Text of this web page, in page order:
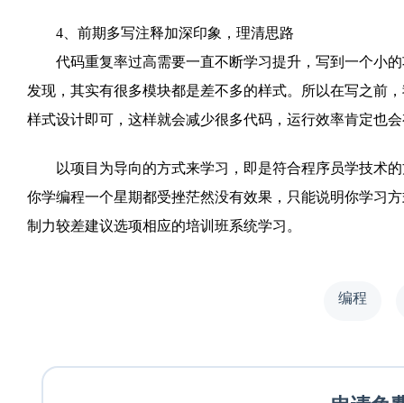
4、前期多写注释加深印象，理清思路
代码重复率过高需要一直不断学习提升，写到一个小的
发现，其实有很多模块都是差不多的样式。所以在写之前
样式设计即可，这样就会减少很多代码，运行效率肯定也
以项目为导向的方式来学习，即是符合程序员学技术的
你学编程一个星期都受挫茫然没有效果，只能说明你学习
制力较差建议选项相应的培训班系统学习。
编程